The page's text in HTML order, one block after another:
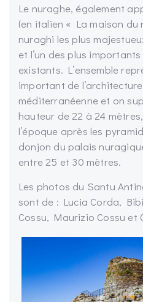
Le nuraghe, également
(en italien « La maison du
nuraghi les plus
et l’un des plus
existants. L’ensemble
important de
méditerranéenne et on
hauteur de 22 à 24
l’époque après les
donjon du palais
entre 25 et 30 mètres.
Les photos du Santu
sont de : Lucia Corda,
Cossu, Maurizio Cossu et